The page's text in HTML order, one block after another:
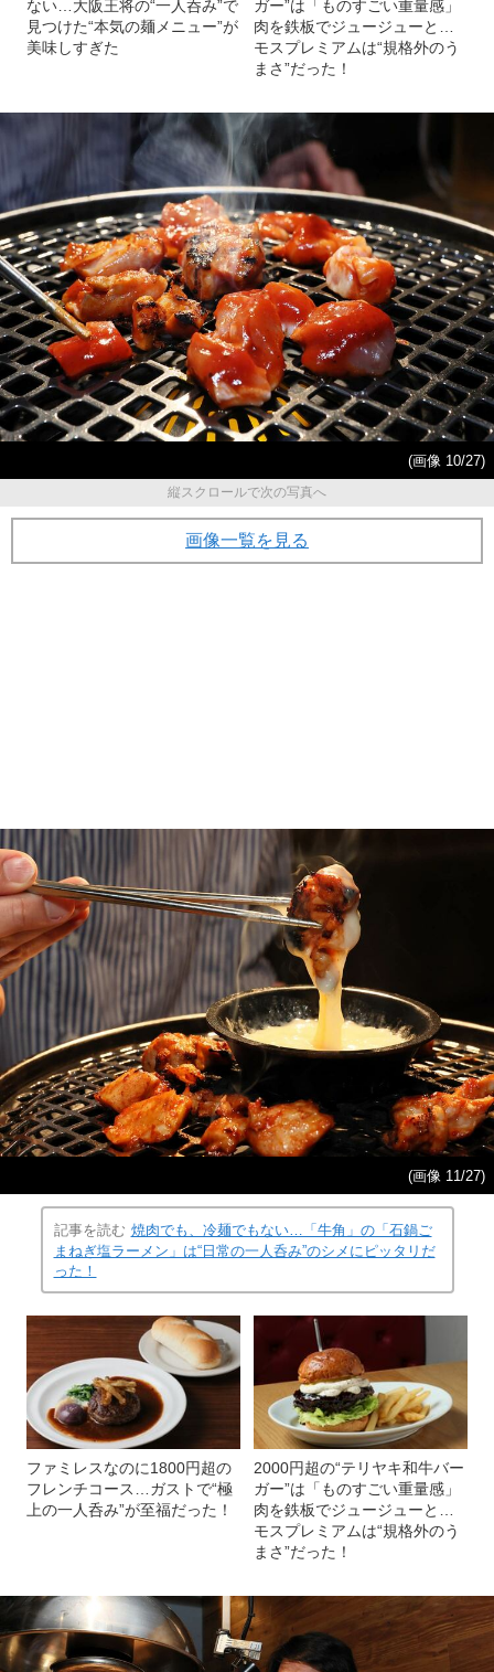
ない…大阪王将の“一人呑み”で
見つけた“本気の麺メニュー”が
美味しすぎた
ガー”は「ものすごい重量感」
肉を鉄板でジュージューと…
モスプレミアムは“規格外のう
まさ”だった！
(画像 10/27)
縦スクロールで次の写真へ
画像一覧を見る
(画像 11/27)
記事を読む 焼肉でも、冷麺でもない…「牛角」の「石鍋ご
まねぎ塩ラーメン」は“日常の一人呑み”のシメにピッタリだ
った！
ファミレスなのに1800円超の
フレンチコース…ガストで“極
上の一人呑み”が至福だった！
2000円超の“テリヤキ和牛バー
ガー”は「ものすごい重量感」
肉を鉄板でジュージューと…
モスプレミアムは“規格外のう
まさ”だった！